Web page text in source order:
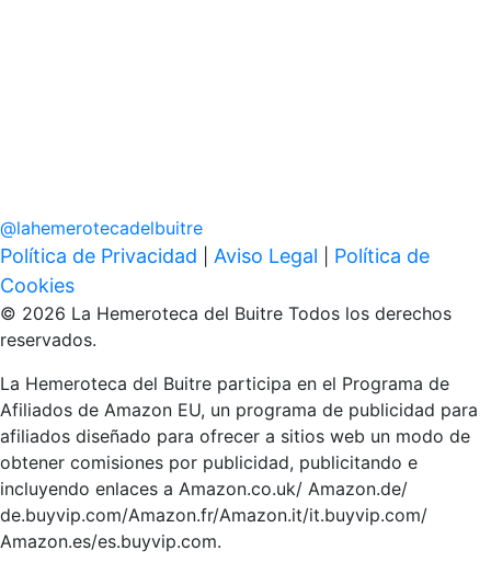
@lahemerotecadelbuitre
Política de Privacidad Aviso Legal
Política de
Cookies
© 2026 La Hemeroteca del Buitre Todos los derechos
reservados.
La Hemeroteca del Buitre participa en el Programa de
Afiliados de Amazon EU, un programa de publicidad para
afiliados diseñado para ofrecer a sitios web un modo de
obtener comisiones por publicidad, publicitando e
incluyendo enlaces a Amazon.co.uk/ Amazon.de/
de.buyvip.com/Amazon.fr/Amazon.it/it.buyvip.com/
Amazon.es/es.buyvip.com.